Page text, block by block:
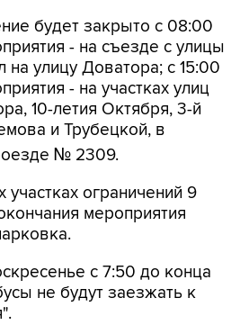
будет закрыто с 08:00
- на съезде с улицы
на улицу Доватора; с 15:00
- на участках улиц
10-летия Октября, 3-й
и Трубецкой, в
№ 2309.
участках ограничений 9
мероприятия
с 7:50 до конца
не будут заезжать к